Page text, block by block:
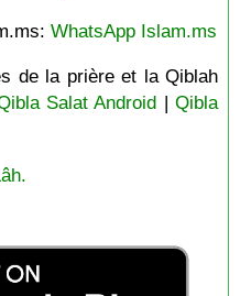
WhatsApp Islam.ms
de la prière et la Qiblah
Salat Android |Qibla